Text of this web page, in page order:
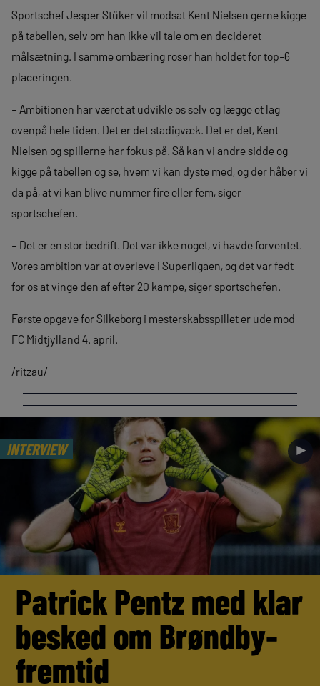
Sportschef Jesper Stüker vil modsat Kent Nielsen gerne kigge
på tabellen, selv om han ikke vil tale om en decideret
målsætning. I samme ombæring roser han holdet for top-6
placeringen.
– Ambitionen har været at udvikle os selv og lægge et lag
ovenpå hele tiden. Det er det stadigvæk. Det er det, Kent
Nielsen og spillerne har fokus på. Så kan vi andre sidde og
kigge på tabellen og se, hvem vi kan dyste med, og der håber vi
da på, at vi kan blive nummer fire eller fem, siger
sportschefen.
– Det er en stor bedrift. Det var ikke noget, vi havde forventet.
Vores ambition var at overleve i Superligaen, og det var fedt
for os at vinge den af efter 20 kampe, siger sportschefen.
Første opgave for Silkeborg i mesterskabsspillet er ude mod
FC Midtjylland 4. april.
/ritzau/
INTERVIEW ►
Patrick Pentz med klar
besked om Brøndby-
fremtid